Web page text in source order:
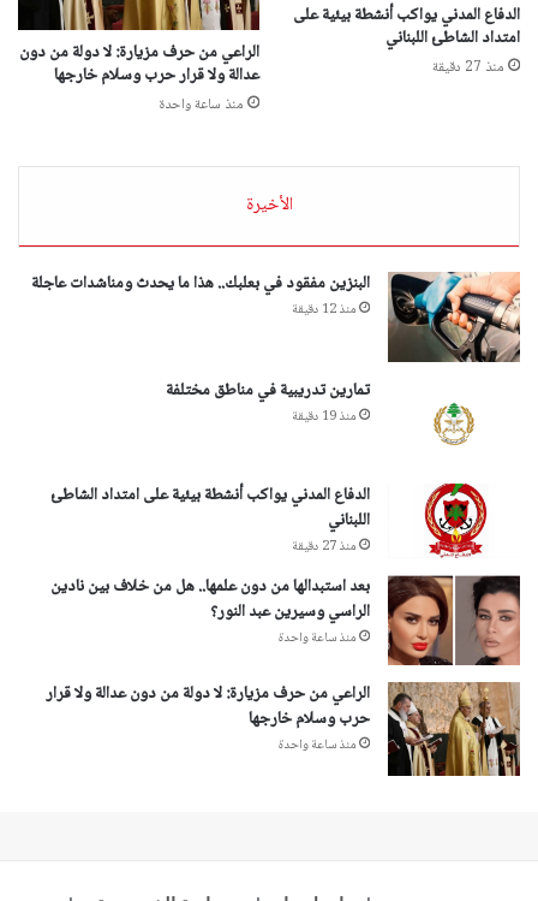
الدفاع المدني يواكب أنشطة بيئية على
امتداد الشاطئ اللبناني
منذ 27 دقيقة
الراعي من حرف مزيارة: لا دولة من دون
عدالة ولا قرار حرب وسلام خارجها
منذ ساعة واحدة
الأخيرة
البنزين مفقود في بعلبك.. هذا ما يحدث ومناشدات عاجلة
منذ 12 دقيقة
تمارين تدريبية في مناطق مختلفة
منذ 19 دقيقة
الدفاع المدني يواكب أنشطة بيئية على امتداد الشاطئ
اللبناني
منذ 27 دقيقة
بعد استبدالها من دون علمها.. هل من خلاف بين نادين
الراسي وسيرين عبد النور؟
منذ ساعة واحدة
الراعي من حرف مزيارة: لا دولة من دون عدالة ولا قرار
حرب وسلام خارجها
منذ ساعة واحدة